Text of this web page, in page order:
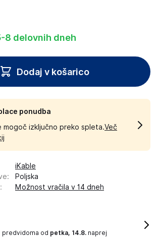
8 delovnih dneh
Dodaj v košarico
ponudba
mogoč izključno preko spleta.Več
iKable
:
Poljska
: Možnost vračila v 14 dneh
predvidoma od petka, 14.8. naprej